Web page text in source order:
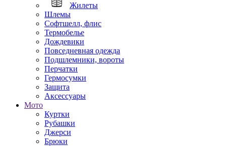
Жилеты
Шлемы
Софтшелл, флис
Термобелье
Дождевики
Повседневная одежда
Подшлемники, вороты
Перчатки
Гермосумки
Защита
Аксессуары
Мото
Куртки
Рубашки
Джерси
Брюки